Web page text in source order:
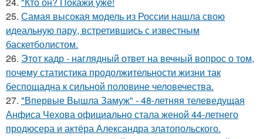
25. Самая высокая модель из России нашла свою
идеальную пару, встретившись с известным
баскетболистом.
26. Этот кадр - наглядный ответ на вечный вопрос о том,
почему статистика продолжительности жизни так
беспощадна к сильной половине человечества.
27. "Впервые Вышла Замуж" - 48-летняя телеведущая
Анфиса Чехова официально стала женой 44-летнего
продюсера и актёра Александра златопольского.